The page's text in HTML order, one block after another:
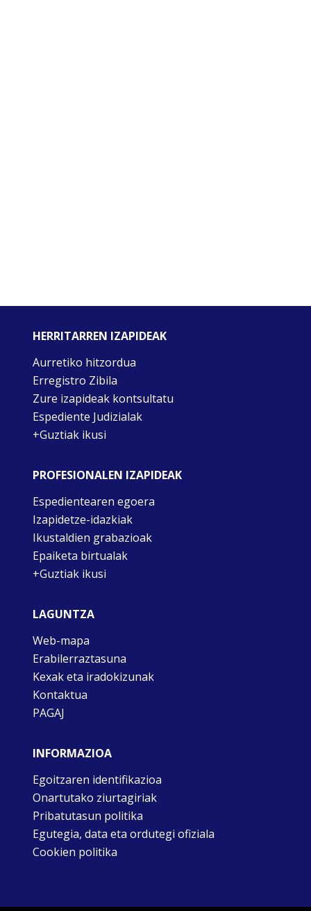
HERRITARREN IZAPIDEAK
Aurretiko hitzordua
Erregistro Zibila
Zure izapideak kontsultatu
Espediente Judizialak
+Guztiak ikusi
PROFESIONALEN IZAPIDEAK
Espedientearen egoera
Izapidetze-idazkiak
Ikustaldien grabazioak
Epaiketa birtualak
+Guztiak ikusi
LAGUNTZA
Web-mapa
Erabilerraztasuna
Kexak eta iradokizunak
Kontaktua
PAGAJ
INFORMAZIOA
Egoitzaren identifikazioa
Onartutako ziurtagiriak
Pribatutasun politika
Egutegia, data eta ordutegi ofiziala
Cookien politika